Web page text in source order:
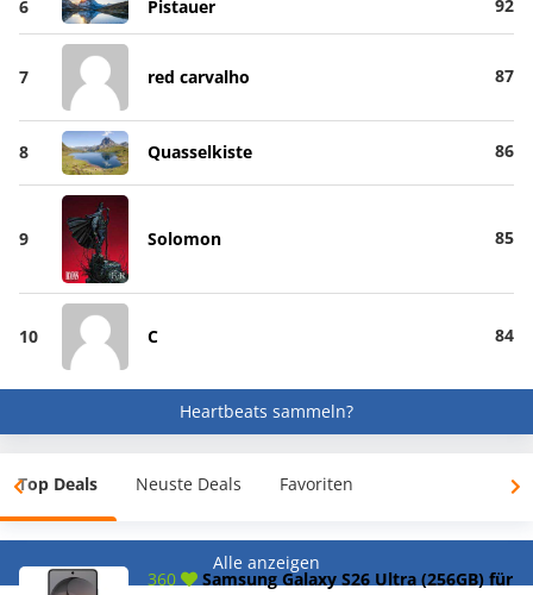
6 Pistauer 92
7 red carvalho 87
8 Quasselkiste 86
9 Solomon 85
10 C 84
Heartbeats sammeln?
Top Deals Neuste Deals Favoriten
Alle anzeigen
360
Samsung Galaxy S26 Ultra (256GB) für